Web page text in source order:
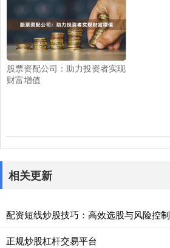
股票资配公司：助力投资者实现
财富增值
相关更新
配资短线炒股技巧：高效选股与风险控制
正规炒股杠杆交易平台